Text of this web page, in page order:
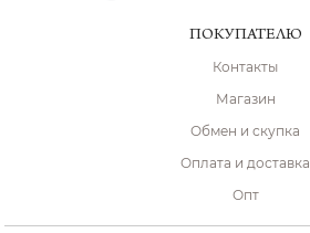
ПОКУПАТЕЛЮ
Контакты
Магазин
Обмен и скупка
Оплата и доставка
Опт